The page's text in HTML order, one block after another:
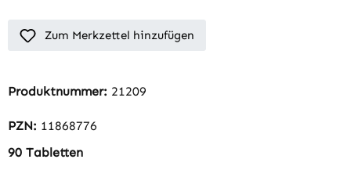
Zum Merkzettel hinzufügen
Produktnummer: 21209
PZN: 11868776
90 Tabletten